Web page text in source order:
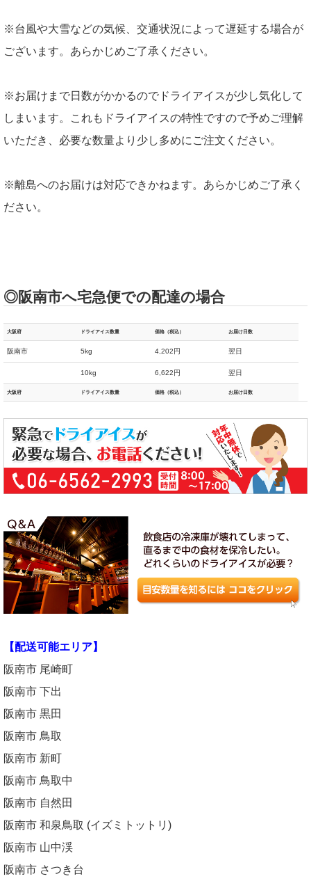
※台風や大雪などの気候、交通状況によって遅延する場合が
ございます。あらかじめご了承ください。
※お届けまで日数がかかるのでドライアイスが少し気化して
しまいます。これもドライアイスの特性ですので予めご理解
いただき、必要な数量より少し多めにご注文ください。
※離島へのお届けは対応できかねます。あらかじめご了承く
ださい。
◎阪南市へ宅急便での配達の場合
大阪府 ドライアイス数量 価格（税込） お届け日数
阪南市 5kg 4,202円 翌日
10kg 6,622円 翌日
大阪府 ドライアイス数量 価格（税込） お届け日数
【配送可能エリア】
阪南市 尾崎町
阪南市 下出
阪南市 黒田
阪南市 鳥取
阪南市 新町
阪南市 鳥取中
阪南市 自然田
阪南市 和泉鳥取 (イズミトットリ)
阪南市 山中渓
阪南市 さつき台